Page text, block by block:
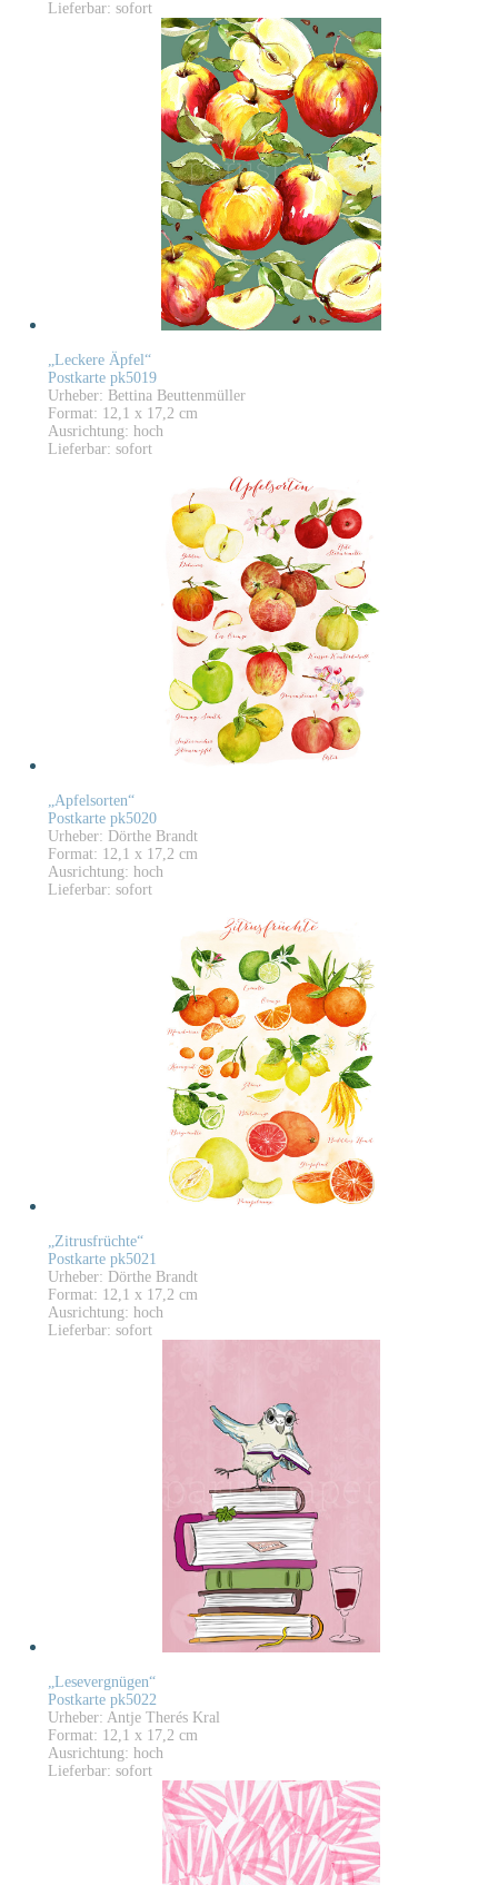
Lieferbar: sofort
„Leckere Äpfel“
Postkarte pk5019
Urheber: Bettina Beuttenmüller
Format: 12,1 x 17,2 cm
Ausrichtung: hoch
Lieferbar: sofort
„Apfelsorten“
Postkarte pk5020
Urheber: Dörthe Brandt
Format: 12,1 x 17,2 cm
Ausrichtung: hoch
Lieferbar: sofort
„Zitrusfrüchte“
Postkarte pk5021
Urheber: Dörthe Brandt
Format: 12,1 x 17,2 cm
Ausrichtung: hoch
Lieferbar: sofort
„Lesevergnügen“
Postkarte pk5022
Urheber: Antje Therés Kral
Format: 12,1 x 17,2 cm
Ausrichtung: hoch
Lieferbar: sofort